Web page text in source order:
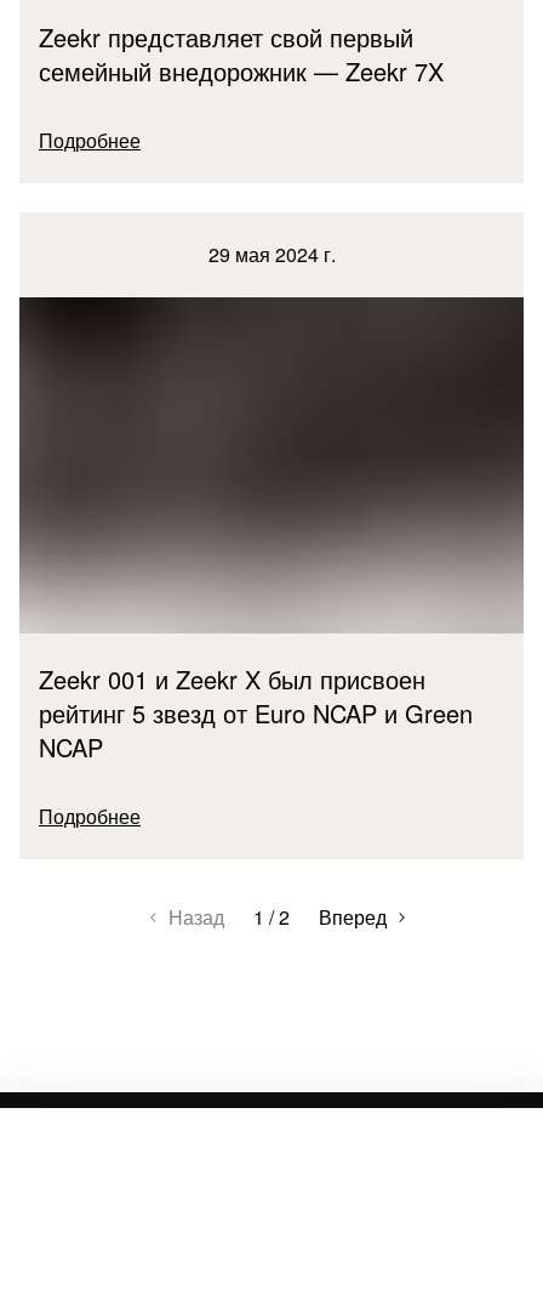
Zeekr представляет свой первый
семейный внедорожник — Zeekr 7X
Подробнее
29 мая 2024 г.
Zeekr 001 и Zeekr X был присвоен
рейтинг 5 звезд от Euro NCAP и Green
NCAP
Подробнее
Назад 1 / 2 Вперед